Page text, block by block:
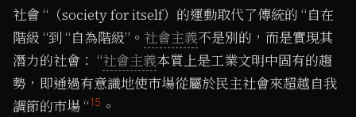
社會 “（society for itself）的運動取代了傳統的 “自在
階級 “到 “自為階級”。 社會主義不是別的，而是實現其
潛力的社會： “社會主義本質上是工業文明中固有的趨
勢，即通過有意識地使市場從屬於民主社會來超越自我
調節的市場 “15 。